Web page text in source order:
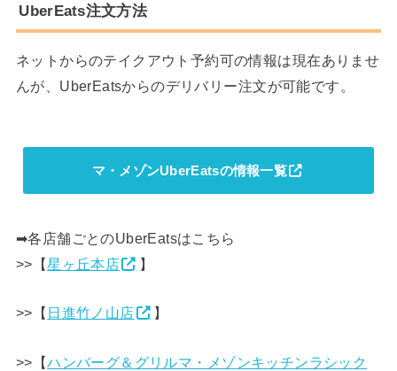
UberEats注文方法
ネットからのテイクアウト予約可の情報は現在ありませ
んが、UberEatsからのデリバリー注文が可能です。
マ・メゾンUberEatsの情報一覧
➡各店舗ごとのUberEatsはこちら
>>【星ヶ丘本店 】
>>【 日進竹ノ山店 】
>>【ハンバーグ＆グリルマ・メゾンキッチンラシック